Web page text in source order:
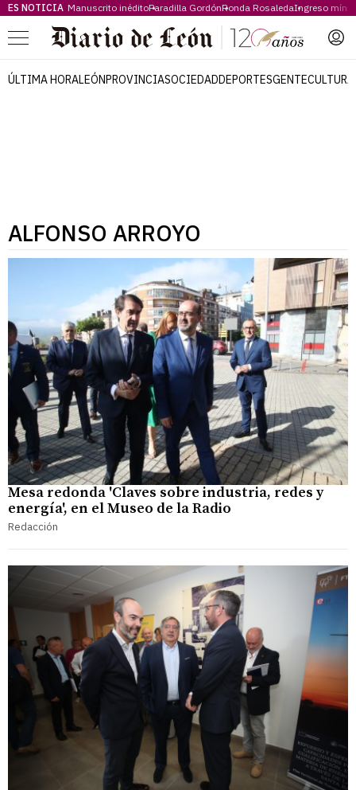
ES NOTICIA Manuscrito inéditoParadilla GordónRonda RosaledaIngreso
Menú
ÚLTIMA HORALEÓNPROVINCIASOCIEDADDEPORTESGENTECULTURA
ALFONSO ARROYO
Mesa redonda 'Claves sobre industria, redes y
energía', en el Museo de la Radio
Redacción